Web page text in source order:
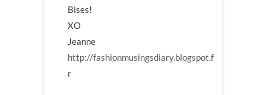
Bises!
XO
Jeanne
http://fashionmusingsdiary.blogspot.f
r